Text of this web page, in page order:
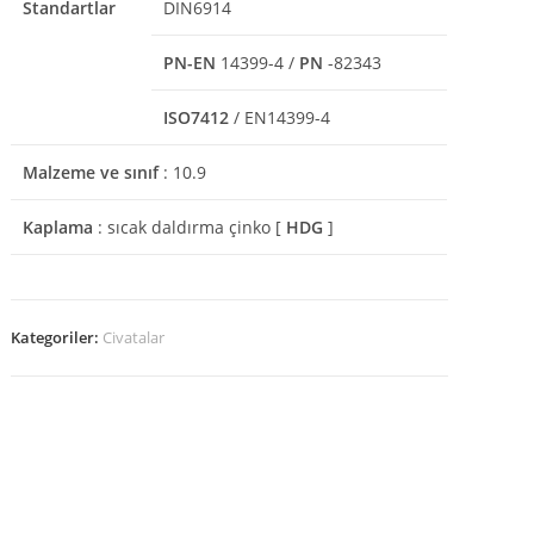
Standartlar DIN6914
PN-EN 14399-4 / PN -82343
ISO7412 / EN14399-4
Malzeme ve sınıf: 10.9
Kaplama : sıcak daldırma çinko [ HDG ]
Kategoriler: Civatalar